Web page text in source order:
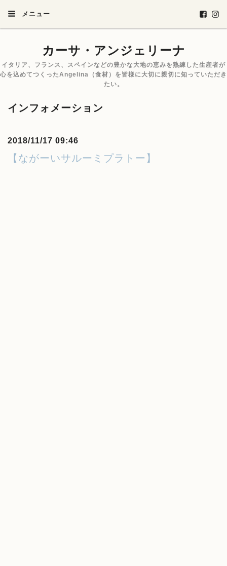
メニュー
カーサ・アンジェリーナ
イタリア、フランス、スペインなどの豊かな大地の恵みを熟練した生産者が
心を込めてつくったAngelina（食材）を皆様に大切に親切に知っていただき
たい。
インフォメーション
2018/11/17 09:46
【ながーいサルーミプラトー】